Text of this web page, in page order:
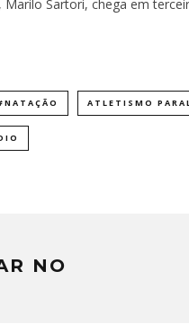
Marilo Sartori, chega em
ATLETISMO
NO